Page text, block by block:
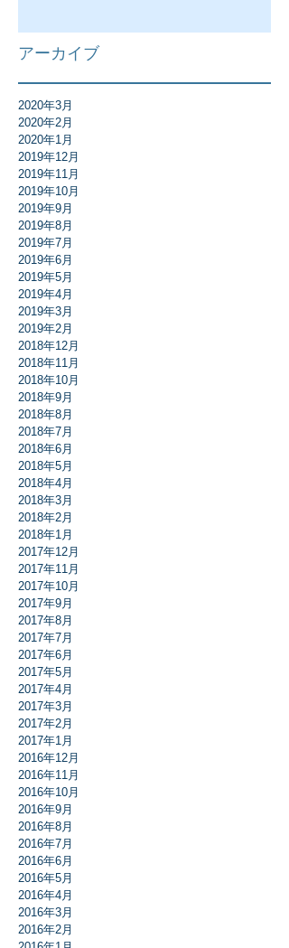
アーカイブ
2020年3月
2020年2月
2020年1月
2019年12月
2019年11月
2019年10月
2019年9月
2019年8月
2019年7月
2019年6月
2019年5月
2019年4月
2019年3月
2019年2月
2018年12月
2018年11月
2018年10月
2018年9月
2018年8月
2018年7月
2018年6月
2018年5月
2018年4月
2018年3月
2018年2月
2018年1月
2017年12月
2017年11月
2017年10月
2017年9月
2017年8月
2017年7月
2017年6月
2017年5月
2017年4月
2017年3月
2017年2月
2017年1月
2016年12月
2016年11月
2016年10月
2016年9月
2016年8月
2016年7月
2016年6月
2016年5月
2016年4月
2016年3月
2016年2月